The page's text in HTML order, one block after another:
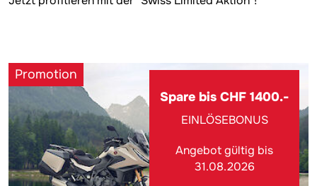
Promotion
Spare bis CHF 1400.-
EINLÖSEBONUS
Angebot gültig bis
31.08.2026